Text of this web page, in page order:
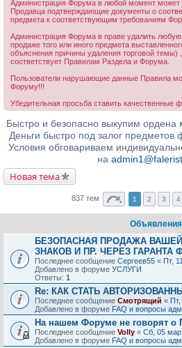
Администрация Форума в любой момент может
Продавца подтверждающие документы о
предмета к соответствующим требованиям
Администрация Форума в праве удалить
продаже того или иного предмета
объяснения причины удаления торговой темы)
соответствует Правилам Раздела и Форума.
Пользователи нарушающие данные Правила
Форуму!!!
Убедительная просьба ставить качественные
Быстро и безопасно выкупим ордена
Деньги быстро под залог предметов
Условия обговариваем
на
Новая тема
837 тем 1 2 3 4
Объявления
БЕЗОПАСНАЯ ПРОДАЖА
ЗНАКОВ И ПР. ЧЕРЕЗ ГАРАНТА
Последнее сообщение Сергеев55 « Пт,
Добавлено в форуме УСЛУГИ
Ответы: 1
Re: КАК СТАТЬ
Последнее сообщение Смотрящий « Пт,
Добавлено в форуме FAQ и вопросы
На нашем Форуме не говорят
Последнее сообщение Volly « Сб, 05 мар
Добавлено в форуме FAQ и вопросы